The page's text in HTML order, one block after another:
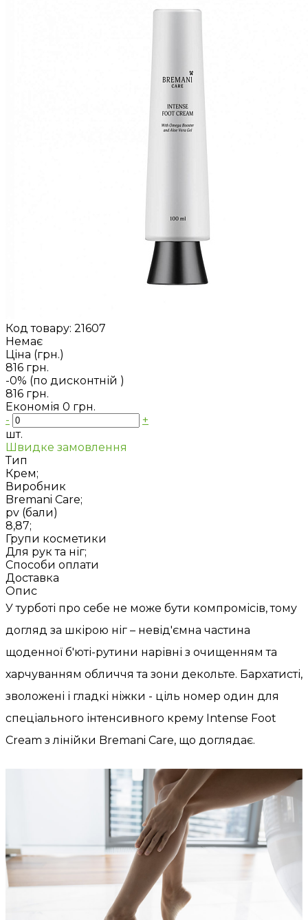
Код товару: 21607
Немає
Ціна (грн.)
816 грн.
-0% (по дисконтній )
816 грн.
Економія 0 грн.
-
+
шт.
Швидке замовлення
Тип
Крем;
Виробник
Bremani Care;
pv (бали)
8,87;
Групи косметики
Для рук та ніг;
Способи оплати
Доставка
Опис
У турботі про себе не може бути компромісів, тому
догляд за шкірою ніг – невід'ємна частина
щоденної б'юті-рутини нарівні з очищенням та
харчуванням обличчя та зони декольте. Бархатисті,
зволожені і гладкі ніжки - ціль номер один для
спеціального інтенсивного крему Intense Foot
Cream з лінійки Bremani Care, що доглядає.